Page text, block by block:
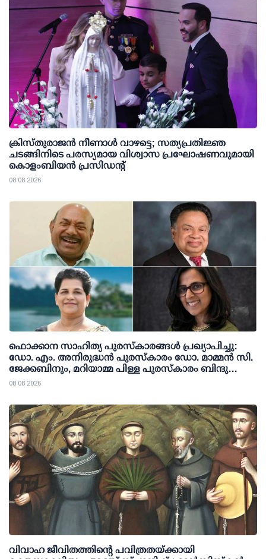
ക്രിസ്തുരാജൻ നീണാൾ വാഴട്ടെ; സത്യപ്രതിജ്ഞ
ചടങ്ങിനിടെ പരസ്യമായ വിശ്വാസ പ്രഘോഷണവുമായി
കൊളംബിയൻ പ്രസിഡന്റ്
08 08 2026
ഫൊക്കാന സാഹിത്യ പുരസ്‌കാരങ്ങള്‍ പ്രഖ്യാപിച്ചു:
ഡോ. എം. അനിരുദ്ധന്‍ പുരസ്‌കാരം ഡോ. മാമ്മന്‍ സി.
ജേക്കബിനും, മറിയാമ്മ പിള്ള പുരസ്‌കാരം ബിന്ദു
കാനയ്ക്കും
08 08 2026
വിവാഹ ജീവിതത്തിന്റെ പവിത്രതയ്ക്കായി